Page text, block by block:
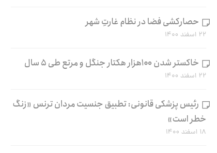
حصارکشی فضا در نظام غارتِ شهر
۲۲ اسفند ۱۴۰۰
خاکستر شدن ۱۰۰هزار هکتار جنگل و مرتع طی ۵ سال
۲۲ اسفند ۱۴۰۰
رئیس پزشکی قانونی: تطبیق جنسیت مردان ترنس «زنگ
خطر است»
۱۸ اسفند ۱۴۰۰